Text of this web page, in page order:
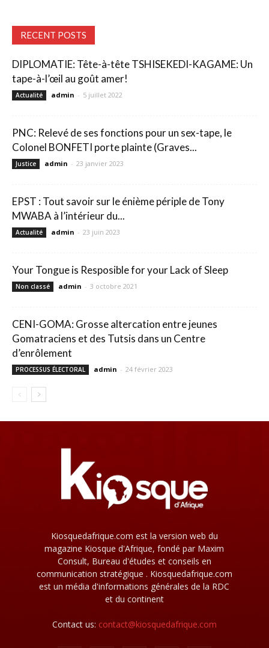
RECENT POSTS
DIPLOMATIE: Tête-à-tête TSHISEKEDI-KAGAME: Un
tape-à-l’œil au goût amer!
Actualité admin - 5 juillet 2022
PNC: Relevé de ses fonctions pour un sex-tape, le
Colonel BONFETI porte plainte (Graves...
Justice admin - 23 janvier 2023
EPST : Tout savoir sur le énième périple de Tony
MWABA à l’intérieur du...
Actualité admin - 23 juin 2023
Your Tongue is Resposible for your Lack of Sleep
Non classé admin - 3 octobre 2021
CENI-GOMA: Grosse altercation entre jeunes
Gomatraciens et des Tutsis dans un Centre
d’enrôlement
PROCESSUS ÉLECTORAL admin - 24 février 2023
Kiosquedafrique.com est la version web du
magazine Kiosque d'Afrique, fondé par Maxim
Consult, Bureau d'études et conseils en
communication stratégique . Kiosquedafrique.com
est un média d'informations générales de la RDC
et du continent
Contact us: contact@kiosquedafrique.com